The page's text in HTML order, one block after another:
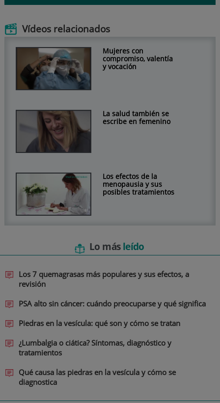
Vídeos relacionados
Mujeres con
compromiso, valentía
y vocación
La salud también se
escribe en femenino
Los efectos de la
menopausia y sus
posibles tratamientos
Lo másleído
Los 7 quemagrasas más populares y sus efectos, a
revisión
PSA alto sin cáncer: cuándo preocuparse y qué significa
Piedras en la vesícula: qué son y cómo se tratan
¿Lumbalgia o ciática? Síntomas, diagnóstico y
tratamientos
Qué causa las piedras en la vesícula y cómo se
diagnostica